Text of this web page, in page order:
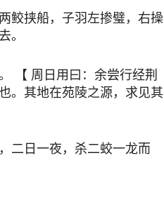
鲛挟船，子羽左掺璧，右操
。
【 周日用曰：余尝行经荆
。其地在苑陵之源，求见其
二日一夜，杀二蛟一龙而